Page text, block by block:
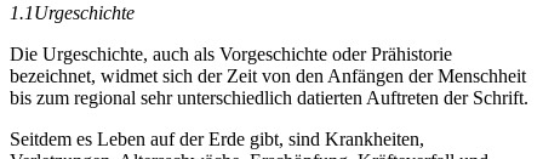
1.1Urgeschichte
Die Urgeschichte, auch als Vorgeschichte oder Prähistorie
bezeichnet, widmet sich der Zeit von den Anfängen der Menschheit
bis zum regional sehr unterschiedlich datierten Auftreten der Schrift.
Seitdem es Leben auf der Erde gibt, sind Krankheiten,